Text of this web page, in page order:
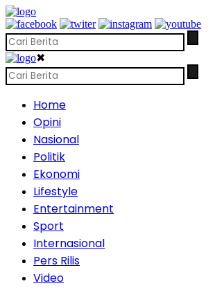
✖
Home
Opini
Nasional
Politik
Ekonomi
Lifestyle
Entertainment
Sport
Internasional
Pers Rilis
Video